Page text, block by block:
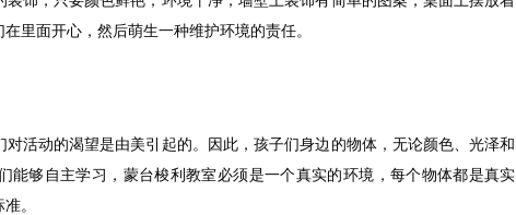
里面开心，然后萌生一种维护环境的责任。
活动的渴望是由美引起的。因此，孩子们身边的物体，无论颜色、光泽和
能够自主学习，蒙台梭利教室必须是一个真实的环境，每个物体都是真实
。